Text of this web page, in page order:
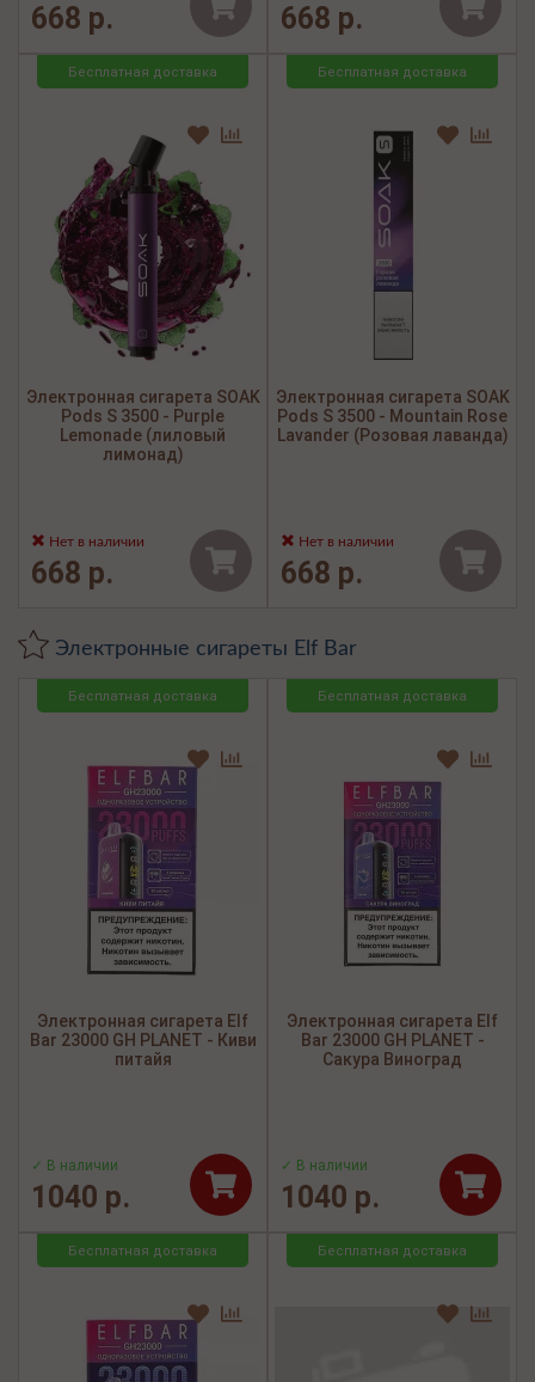
668 р. 668 р.
Бесплатная доставка
Электронная сигарета SOAK
Pods S 3500 - Purple
Lemonade (лиловый
лимонад)
Нет в наличии
668 р.
Бесплатная доставка
Электронная сигарета SOAK
Pods S 3500 - Mountain Rose
Lavander (Розовая лаванда)
Нет в наличии
668 р.
Электронные сигареты Elf Bar
Бесплатная доставка
Электронная сигарета Elf
Bar 23000 GH PLANET - Киви
питайя
✓ В наличии
1040 р.
Бесплатная доставка
Электронная сигарета Elf
Bar 23000 GH PLANET -
Сакура Виноград
✓ В наличии
1040 р.
Бесплатная доставка Бесплатная доставка